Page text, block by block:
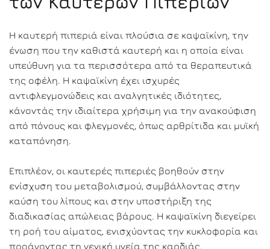
Η καυτερή πιπεριά είναι πλούσια σε καψαϊκίνη, την
ένωση που την καθιστά καυτερή και η οποία είναι
υπεύθυνη για τα περισσότερα από τα θεραπευτικά
της οφέλη. Η καψαϊκίνη έχει ισχυρές
αντιφλεγμονώδεις και αναλγητικές ιδιότητες,
κάνοντάς την ιδιαίτερα χρήσιμη για την ανακούφιση
από πόνους και φλεγμονές, όπως αρθρίτιδα και μυϊκή
καταπόνηση.
Επιπλέον, οι καυτερές πιπεριές βοηθούν στην
ενίσχυση του μεταβολισμού, συμβάλλοντας στην
καύση του λίπους και στην υποστήριξη της
διαδικασίας απώλειας βάρους. Η καψαϊκίνη διεγείρει
τη ροή του αίματος, ενισχύοντας την κυκλοφορία και
προάγοντας τη γενική υγεία της καρδιάς.